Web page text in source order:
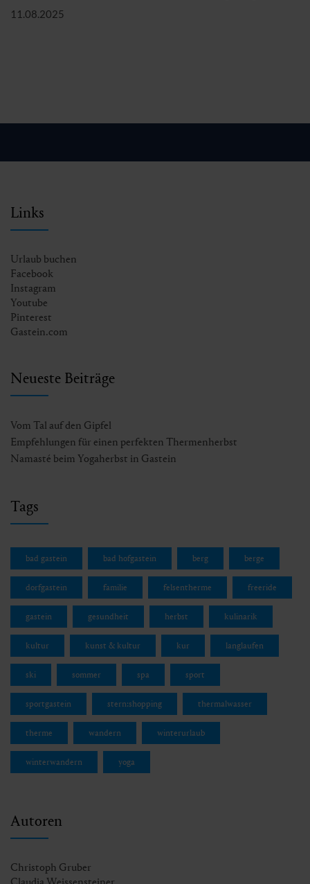
11.08.2025
Links
Urlaub buchen
Facebook
Instagram
Youtube
Pinterest
Gastein.com
Neueste Beiträge
Vom Tal auf den Gipfel
Empfehlungen für einen perfekten Thermenherbst
Namasté beim Yogaherbst in Gastein
Tags
bad gastein bad hofgastein berg berge
dorfgastein familie felsentherme freeride
gastein gesundheit herbst kulinarik
kultur kunst & kultur kur langlaufen
ski sommer spa sport
sportgastein stern:shopping thermalwasser
therme wandern winterurlaub
winterwandern yoga
Autoren
Christoph Gruber
Claudia Weissensteiner